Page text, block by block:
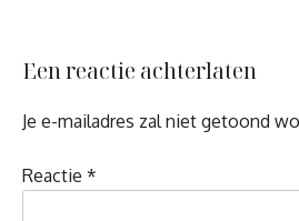
Een reactie achterlaten
Je e-mailadres zal niet getoond
Reactie *